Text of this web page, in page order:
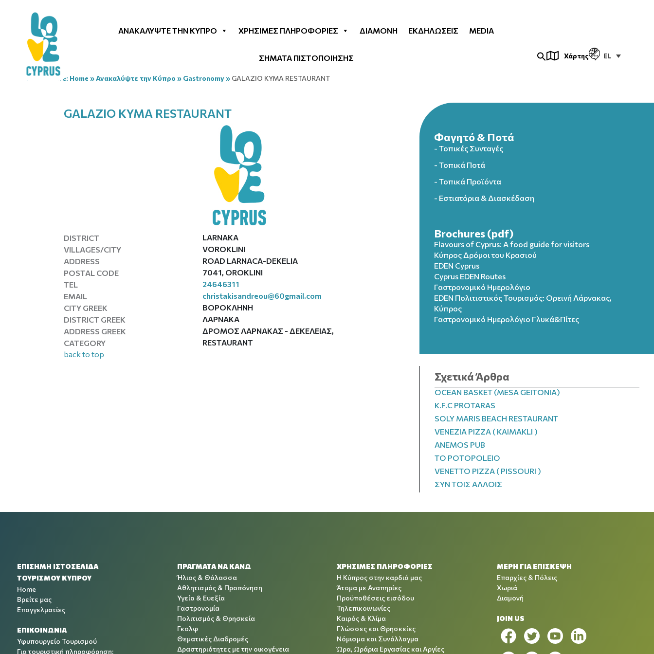
ΑΝΑΚΑΛΎΨΤΕ ΤΗΝ ΚΎΠΡΟ ΧΡΉΣΙΜΕΣ ΠΛΗΡΟΦΟΡΊΕΣ ΔΙΑΜΟΝΉ ΕΚΔΗΛΏΣΕΙΣ MEDIA
ΣΗΜΑΤΑ ΠΙΣΤΟΠΟΙΗΣΗΣ Χάρτης EL
You are here: Home »Ανακαλύψτε την Κύπρο » Gastronomy» GALAZIO KYMA RESTAURANT
GALAZIO KYMA RESTAURANT
DISTRICT
LARNAKA
VILLAGES/CITY
VOROKLINI
ADDRESS
ROAD LARNACA-DEKELIA
POSTAL CODE
7041, OROKLINI
TEL
24646311
EMAIL
christakisandreou@60gmail.com
CITY GREEK
ΒΟΡΟΚΛΗΝΗ
DISTRICT GREEK
ΛΑΡΝΑΚΑ
ADDRESS GREEK
ΔΡΟΜΟΣ ΛΑΡΝΑΚΑΣ - ΔΕΚΕΛΕΙΑΣ,
CATEGORY
RESTAURANT
back to top
Φαγητό & Ποτά
- Τοπικές Συνταγές
- Τοπικά Ποτά
- Τοπικά Προϊόντα
- Εστιατόρια & Διασκέδαση
Brochures (pdf)
Flavours of Cyprus: A food guide for visitors
Κύπρος Δρόμοι του Κρασιού
EDEN Cyprus
Cyprus EDEN Routes
Γαστρονομικό Ημερολόγιο
EDEN Πολιτιστικός Τουρισμός: Ορεινή Λάρνακας,
Κύπρος
Γαστρονομικό Ημερολόγιo Γλυκά&Πίτες
Σχετικά Άρθρα
OCEAN BASKET (MESA GEITONIA)
K.F.C PROTARAS
SOLY MARIS BEACH RESTAURANT
VENEZIA PIZZA ( KAIMAKLI )
ANEMOS PUB
TO POTOPOLEIO
VENETTO PIZZA ( PISSOURI )
ΣΥΝ ΤΟΙΣ ΑΛΛΟΙΣ
ΕΠΙΣΗΜΗ ΙΣΤΟΣΕΛΙΔΑ
ΤΟΥΡΙΣΜΟΥ ΚΥΠΡΟΥ
Home
Βρείτε μας
Επαγγελματίες
ΕΠΙΚΟΙΝΩΝΙΑ
Υφυπουργείο Τουρισμού
Για τουριστική πληροφόρηση:
ΠΡΑΓΜΑΤΑ ΝΑ ΚΑΝΩ
Ήλιος & Θάλασσα
Αθλητισμός & Προπόνηση
Υγεία & Ευεξία
Γαστρονομία
Πολιτισμός & Θρησκεία
Γκολφ
Θεματικές Διαδρομές
Δραστηριότητες με την οικογένεια
ΧΡΉΣΙΜΕΣ ΠΛΗΡΟΦΟΡΊΕΣ
Η Κύπρος στην καρδιά μας
Άτομα με Αναπηρίες
Προϋποθέσεις εισόδου
Τηλεπικοινωνίες
Καιρός & Κλίμα
Γλώσσες και Θρησκείες
Νόμισμα και Συνάλλαγμα
Ώρα, Ωράρια Εργασίας και Αργίες
ΜΕΡΗ ΓΙΑ ΕΠΙΣΚΕΨΗ
Επαρχίες & Πόλεις
Χωριά
Διαμονή
JOIN US